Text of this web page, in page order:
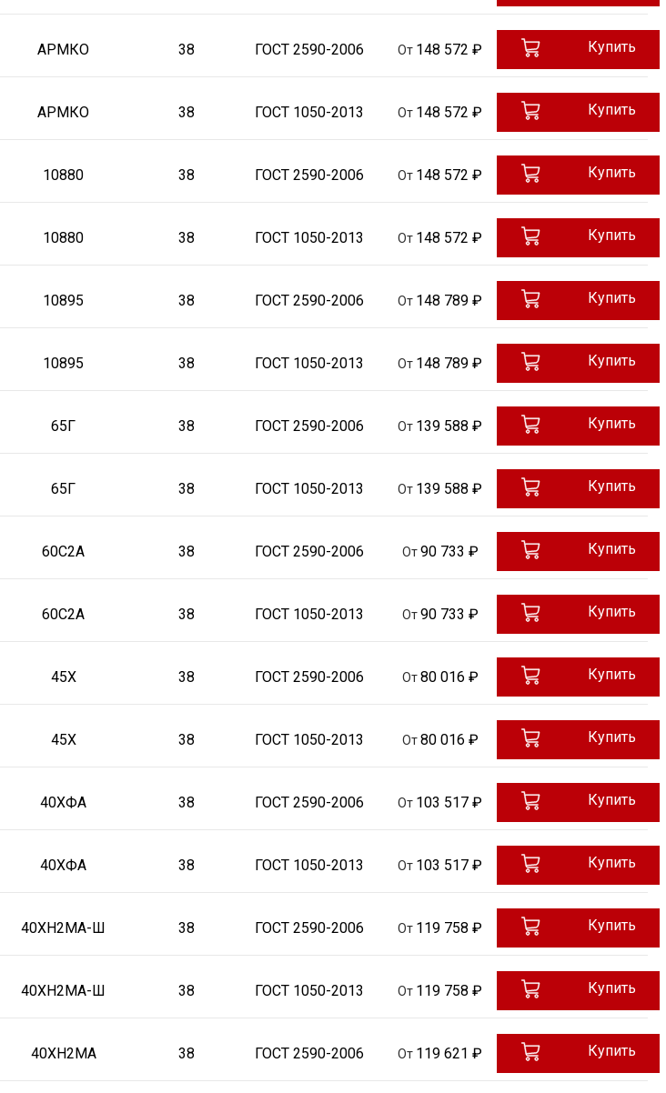
АРМКО 38 ГОСТ 2590-2006 От 148 572 ₽ Купить
АРМКО 38 ГОСТ 1050-2013 От 148 572 ₽ Купить
10880 38 ГОСТ 2590-2006 От 148 572 ₽ Купить
10880 38 ГОСТ 1050-2013 От 148 572 ₽ Купить
10895 38 ГОСТ 2590-2006 От 148 789 ₽ Купить
10895 38 ГОСТ 1050-2013 От 148 789 ₽ Купить
65Г 38 ГОСТ 2590-2006 От 139 588 ₽ Купить
65Г 38 ГОСТ 1050-2013 От 139 588 ₽ Купить
60С2А 38 ГОСТ 2590-2006 От90 733 ₽ Купить
60С2А 38 ГОСТ 1050-2013 От90 733 ₽ Купить
45Х 38 ГОСТ 2590-2006 От80 016 ₽ Купить
45Х 38 ГОСТ 1050-2013 От80 016 ₽ Купить
40ХФА 38 ГОСТ 2590-2006 От 103 517 ₽ Купить
40ХФА 38 ГОСТ 1050-2013 От 103 517 ₽ Купить
40ХН2МА-Ш 38 ГОСТ 2590-2006 От 119 758 ₽ Купить
40ХН2МА-Ш 38 ГОСТ 1050-2013 От 119 758 ₽ Купить
40ХН2МА 38 ГОСТ 2590-2006 От 119 621 ₽ Купить